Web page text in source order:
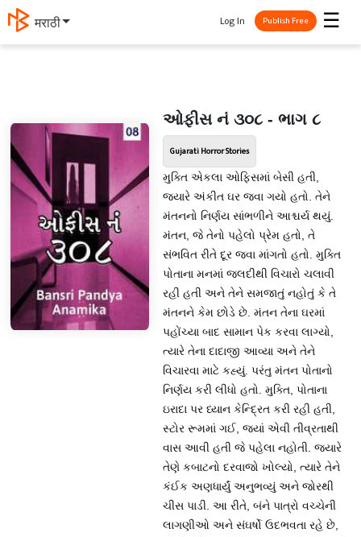
मराठी ☰
Log In Publish Free
ઓફીસ નં ૩૦૮ - ભાગ ૮
Gujarati Horror Stories
મુક્તિ એકલા ઓફિસમાં બેસી હતી,
જ્યારે અંકીત ઘર જવા ગયો હતો. તેને
મંતનનો નિર્ણય સાંભળીને આશ્ચર્ય થયું.
મંતન, જે તેનો પહેલો પ્રેમ હતો, તે
સંભવિત રીતે દૂર જવા માંગતો હતો. મુક્તિ
પોતાના મનમાં જલદીથી વિચારો ચલાવી
રહી હતી અને તેને સમજાતું નહોતું કે તે
મંતનને કેમ છોડે છે. મંતન તેના ઘરમાં
પહોંચ્યા બાદ સામાન પેક કરવા લાગ્યો,
ત્યારે તેના દાદાજી આવ્યા અને તેને
વિચારવા માટે કહ્યું. પરંતુ મંતન પોતાનો
નિર્ણય કરી લીધો હતો. મુક્તિ, પોતાના
ઇરાદા પર ધ્યાન કેન્દ્રિત કરી રહી હતી,
સ્ટોર રૂમમાં ગઈ, જ્યાં એવી તીવ્રતાથી
વાસ આવી હતી જે પહેલા નહોતી. જ્યારે
તેણે કબાટનો દરવાજો ખોલ્યો, ત્યારે તેને
કંઈક અણધાર્યું અનુભવ્યું અને જોરથી
ચીસ પાડી. આ રીતે, બંને પાત્રો વચ્ચેની
લાગણીઓ અને સંઘર્ષો ઉદભવતા રહે છે,